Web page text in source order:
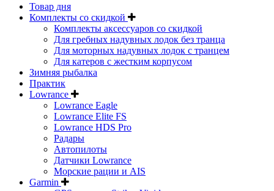
Товар дня
Комплекты со скидкой
Комплекты аксессуаров со скидкой
Для гребных надувных лодок без транца
Для моторных надувных лодок с транцем
Для катеров с жестким корпусом
Зимняя рыбалка
Практик
Lowrance
Lowrance Eagle
Lowrance Elite FS
Lowrance HDS Pro
Радары
Автопилоты
Датчики Lowrance
Морские рации и AIS
Garmin